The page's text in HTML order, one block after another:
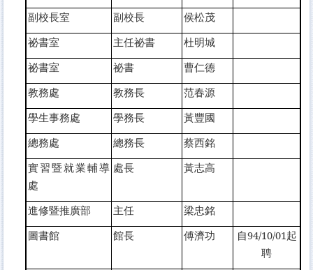
副校長室
副校長
侯松茂
祕書室
主任祕書
杜明城
祕書室
祕書
曹仁德
教務處
教務長
范春源
學生事務處
學務長
黃豐國
總務處
總務長
蔡西銘
實習暨就業輔導
處
處長 黃志高
進修暨推廣部 主任
梁忠銘
圖書館
館長 傅濟功
自94/10/01起
聘